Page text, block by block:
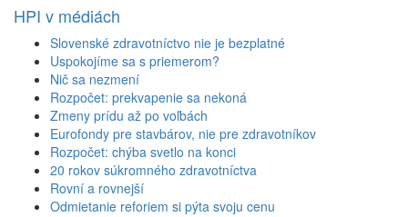
HPI v médiách
Slovenské zdravotníctvo nie je bezplatné
Uspokojíme sa s priemerom?
Nič sa nezmení
Rozpočet: prekvapenie sa nekoná
Zmeny prídu až po voľbách
Eurofondy pre stavbárov, nie pre zdravotníkov
Rozpočet: chýba svetlo na konci
20 rokov súkromného zdravotníctva
Rovní a rovnejší
Odmietanie reforiem si pýta svoju cenu